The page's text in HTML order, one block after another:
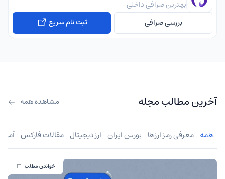
بهترین صرافی داخلی
بررسی صرافی
ثبت نام سریع
آخرین مطالب مجله مشاهده همه
همه معرفی رمز ارزها بورس ایران ارز دیجیتال مقالات فارکس
خواندن مطلب